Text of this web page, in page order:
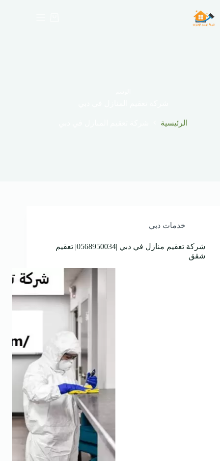
إلى
المحتوى
الرئيسية
خدمات دبي
شركة تعقيم منازل في دبي |0568950034| تعقيم
شقق